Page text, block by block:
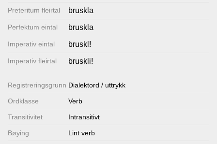
Preteritum fleirtal bruskla
Perfektum eintal bruskla
Imperativ eintal bruskl!
Imperativ fleirtal bruskli!
Registrerings­grunn Dialektord / uttrykk
Ordklasse Verb
Transitivitet Intransitivt
Bøying Lint verb